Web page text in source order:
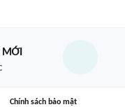
Chính sách bảo mật